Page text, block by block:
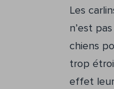
Les
n’est
chiens
trop
effet leur